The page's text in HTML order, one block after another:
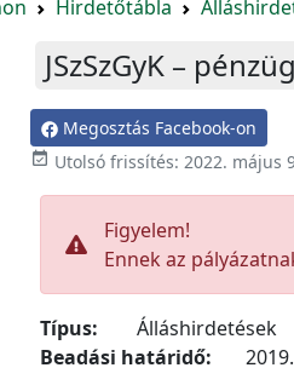
Hirdetőtábla
JSzSzGyK –
Megosztás Facebook-on
 Utolsó frissítés: 2022. május
Figyelem!
Ennek az
Típus:
Álláshirdetések
Beadási határidő: